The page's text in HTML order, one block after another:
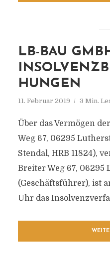
LB-BAU
HUNGEN
11. Februar 2019 3 Min.
Über das Vermögen
Weg 67, 06295
Stendal, HRB 11824),
Breiter Weg 67, 06295
(Geschäftsführer), ist
Uhr das